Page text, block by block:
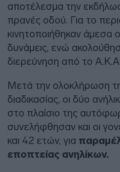
αποτέλεσμα την
πρανές οδού. Για το
κινητοποιήθηκαν άμεσα
δυνάμεις, ενώ
διερεύνηση από το
Μετά την ολοκλήρωση
διαδικασίας, οι δύο
στο πλαίσιο της
συνελήφθησαν και οι
και 42 ετών, για
εποπτείας ανηλίκων.